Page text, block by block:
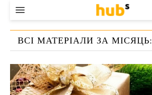
ВЛАДА
ЕКОНОМІКА
БІЗНЕС
СТАРТЕР
ВСІ МАТЕРІАЛИ ЗА МІСЯЦЬ: